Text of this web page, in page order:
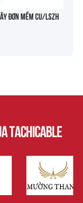
đơn mềm Cu/LSZH
tachicable